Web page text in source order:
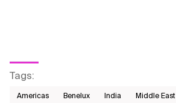
Tags:
Americas Benelux India Middle East